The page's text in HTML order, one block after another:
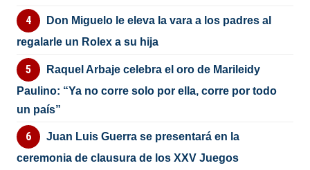
Don Miguelo le eleva la vara a los padres al
regalarle un Rolex a su hija
Raquel Arbaje celebra el oro de Marileidy
Paulino: “Ya no corre solo por ella, corre por todo
un país”
Juan Luis Guerra se presentará en la
ceremonia de clausura de los XXV Juegos